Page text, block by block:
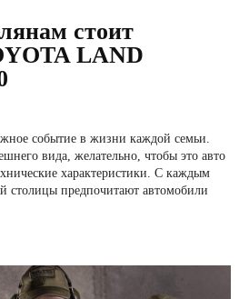
стоит
LAND
событие в жизни каждой семьи.
вида, желательно, чтобы это авто
характеристики. С каждым
столицы предпочитают автомобили